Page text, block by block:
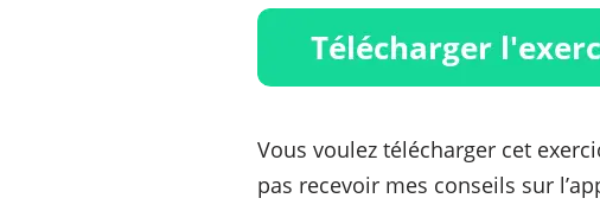
Vous voulez télécharger cet
pas recevoir mes conseils sur